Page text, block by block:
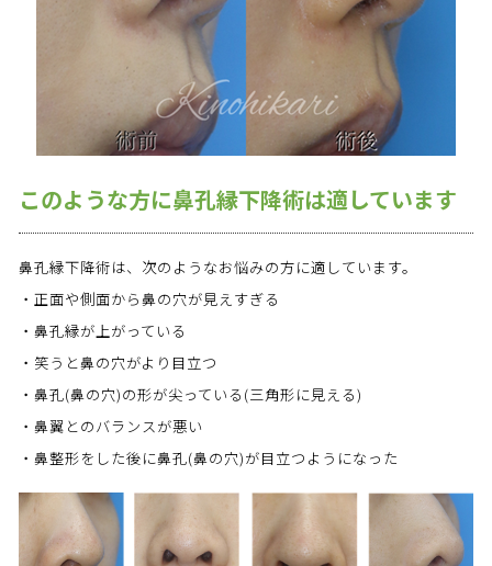
このような方に鼻孔縁下降術は適しています
鼻孔縁下降術は、次のようなお悩みの方に適しています。
・正面や側面から鼻の穴が見えすぎる
・鼻孔縁が上がっている
・笑うと鼻の穴がより目立つ
・鼻孔(鼻の穴)の形が尖っている(三角形に見える)
・鼻翼とのバランスが悪い
・鼻整形をした後に鼻孔(鼻の穴)が目立つようになった